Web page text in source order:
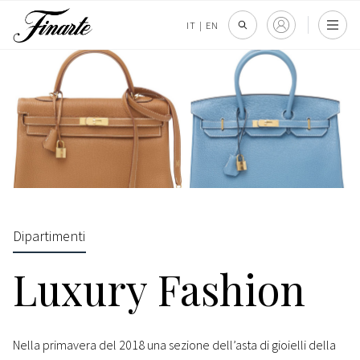
IT | EN
Dipartimenti
Luxury Fashion
Nella primavera del 2018 una sezione dell’asta di gioielli della